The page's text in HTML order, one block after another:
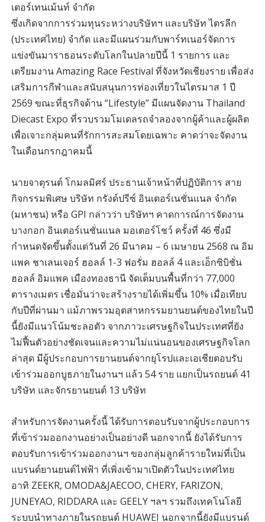
เตอร์เทนเม้นท์ จำกัด
ซึ่งเกิดจากการร่วมทุนระหว่างบริษัทฯ และบริษัท ไตรลีก
(ประเทศไทย) จำกัด และมีแผนร่วมกับพาร์ทเนอร์จัดการ
แข่งขันมาราธอนระดับโลกในปลายปีนี้ 1 รายการ และ
เตรียมงาน Amazing Race Festival ที่จังหวัดเชียงราย เพื่อส่ง
เสริมการกีฬาและสนับสนุนการท่องเที่ยวในไตรมาส 1 ปี
2569 ขณะที่ธุรกิจด้าน “Lifestyle” มีแผนจัดงาน Thailand
Diecast Expo ที่รวบรวมโมเดลรถจำลองจากผู้ค้าและผู้ผลิต
เพื่อเจาะกลุ่มคนที่รักการสะสมโดยเฉพาะ คาดว่าจะจัดงาน
ในเดือนกรกฎาคมนี้
นายจาตุรนต์ โกมลมิศร์ ประธานเจ้าหน้าที่ปฏิบัติการ สาย
กิจกรรมพิเศษ บริษัท กรังด์ปรีซ์ อินเตอร์เนชั่นแนล จำกัด
(มหาชน) หรือ GPI กล่าวว่า บริษัทฯ คาดการณ์การจัดงาน
บางกอก อินเตอร์เนชั่นแนล มอเตอร์โชว์ ครั้งที่ 46 ซึ่งมี
กำหนดจัดขึ้นตั้งแต่วันที่ 26 มีนาคม – 6 เมษายน 2568 ณ อิม
แพค ชาเลนเจอร์ ฮอลล์ 1-3 ฟอรั่ม ฮอลล์ 4 และเอ็กซิบิชั่น
ฮอลล์ อิมแพค เมืองทองธานี จัดเต็มบนพื้นที่กว่า 77,000
ตารางเมตร เชื่อมั่นว่าจะสร้างรายได้เพิ่มขึ้น 10% เมื่อเทียบ
กับปีที่ผ่านมา แม้ภาพรวมอุตสาหกรรมยานยนต์ของไทยในปี
นี้ยังมีแนวโน้มชะลอตัว จากภาวะเศรษฐกิจในประเทศที่ยัง
ไม่ฟื้นตัวอย่างชัดเจนและความไม่แน่นอนของเศรษฐกิจโลก
ล่าสุด มีผู้ประกอบการยานยนต์จากยุโรปและเอเชียตอบรับ
เข้าร่วมออกบูธภายในงานฯ แล้ว 54 ราย แยกเป็นรถยนต์ 41
บริษัท และจักรยานยนต์ 13 บริษัท
สำหรับการจัดงานครั้งนี้ ได้รับการตอบรับจากผู้ประกอบการ
ที่เข้าร่วมออกงานอย่างเป็นอย่างดี นอกจากนี้ ยังได้รับการ
ตอบรับการเข้าร่วมออกงานฯ ของกลุ่มลูกค้ารายใหม่ที่เป็น
แบรนด์ยานยนต์ไฟฟ้า ที่เพิ่งเข้ามาเปิดตัวในประเทศไทย
อาทิ ZEEKR, OMODA&JAECOO, CHERY, FARIZON,
JUNEYAO, RIDDARA และ GEELY ฯลฯ รวมถึงเทคโนโลยี
ระบบนำทางภายในรถยนต์ HUAWEI นอกจากนี้ยังมีแบรนด์